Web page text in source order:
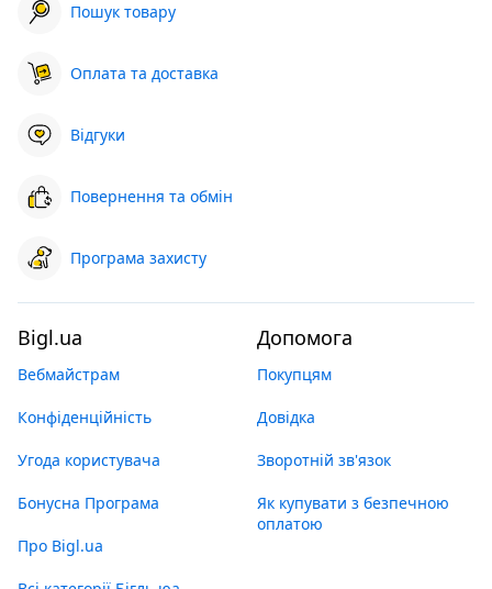
Пошук товару
Оплата та доставка
Відгуки
Повернення та обмін
Програма захисту
Bigl.ua
Вебмайстрам
Конфіденційність
Угода користувача
Бонусна Програма
Про Bigl.ua
Допомога
Покупцям
Довідка
Зворотній зв'язок
Як купувати з безпечною
оплатою